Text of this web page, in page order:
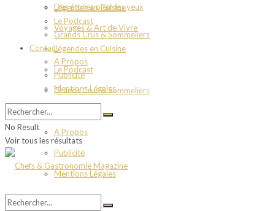
Des étoiles plein les yeux
Voyages & Art de Vivre
Légendes en Cuisine
Le Podcast
Grands Crus & Sommeliers
Contact
A Propos
Publicité
Mentions Légales
Légendes en Cuisine
Le Podcast
Grands Crus & Sommeliers
Contact
A Propos
Publicité
Mentions Légales
No Result
Voir tous les résultats